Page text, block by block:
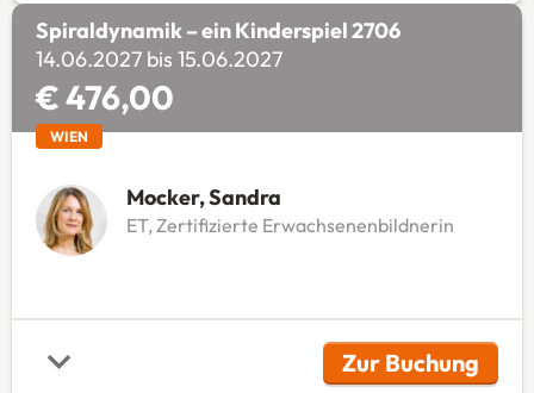
Spiraldynamik – ein Kinderspiel 2706
14.06.2027 bis 15.06.2027
€ 476,00
WIEN
Mocker, Sandra
ET, Zertifizierte Erwachsenenbildnerin
Zur Buchung
(Öffnet in